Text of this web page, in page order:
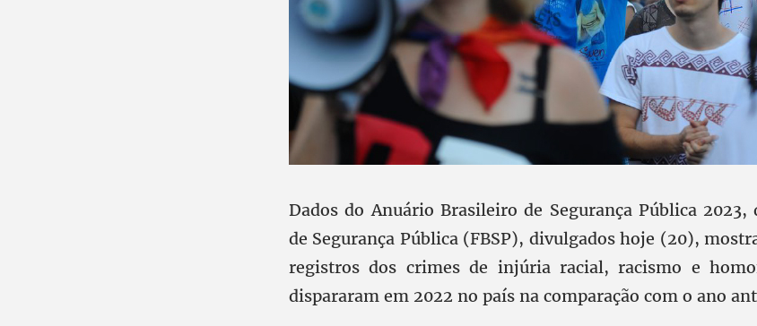
Dados do Anuário Brasileiro de Segurança Pública
de Segurança Pública (FBSP), divulgados hoje (20),
registros dos crimes de injúria racial, racismo e
dispararam em 2022 no país na comparação com o ano